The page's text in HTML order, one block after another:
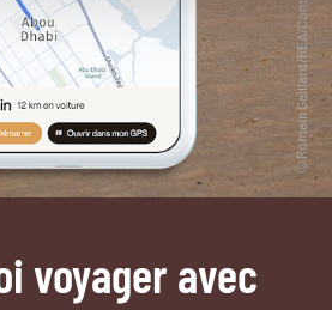
voyager avec